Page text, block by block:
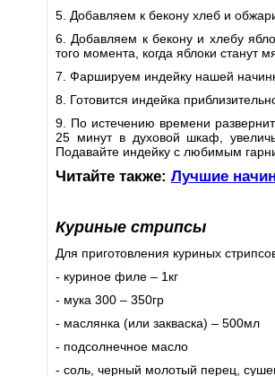
5. Добавляем к бекону хлеб и
6. Добавляем к бекону и хлебу
того момента, когда яблоки станут
7. Фаршируем индейку нашей
8. Готовится индейка
9. По истечению времени
25 минут в духовой шкаф,
Подавайте индейку с любимым
Читайте также: Лучшие
Куриные стрипсы
Для приготовления куриных
- куриное филе – 1кг
- мука 300 – 350гр
- маслянка (или закваска) – 500мл
- подсолнечное масло
- соль, черный молотый перец,